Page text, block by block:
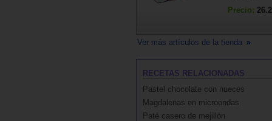
Precio:
Ver más artículos de la tienda
RECETAS RELACIONADAS
Pastel chocolate con nueces
Magdalenas en microondas
Paté casero de mejillón